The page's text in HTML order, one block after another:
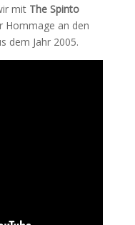
mitThe Spinto
Hommage an den
dem Jahr 2005.